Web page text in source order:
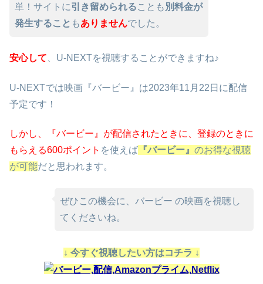
単！サイトに引き留められることも 別料金が
発生すること もありませんでした。
安心して 、U-NEXTを視聴することができますね♪
U-NEXTでは映画『バービー』は2023年11月22日に配信
予定です！
しかし、『バービー』が配信されたときに、 登録のときに
もらえる600ポイント を使えば 『バービー』 のお得な視聴
が可能だと思われます。
ぜひこの機会に、バービー の映画を視聴し
てくださいね。
↓ 今すぐ視聴したい方はコチラ ↓